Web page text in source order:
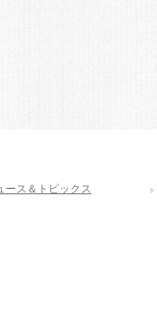
ース＆トピックス